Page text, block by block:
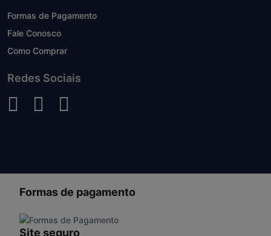
Formas de Pagamento
Fale Conosco
Como Comprar
Redes Sociais
Formas de pagamento
Site seguro